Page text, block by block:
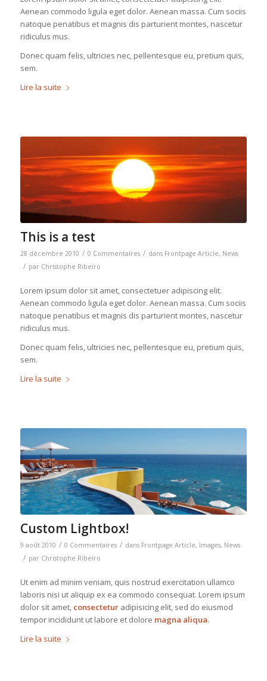
Aenean commodo ligula eget dolor. Aenean massa. Cum sociis
natoque penatibus et magnis dis parturient montes, nascetur
ridiculus mus.
Donec quam felis, ultricies nec, pellentesque eu, pretium quis,
sem.
Lire la suite
This is a test
28 décembre 2010 / 0 Commentaires / dans Frontpage Article, News
/ par Christophe Ribeiro
Lorem ipsum dolor sit amet, consectetuer adipiscing elit.
Aenean commodo ligula eget dolor. Aenean massa. Cum sociis
natoque penatibus et magnis dis parturient montes, nascetur
ridiculus mus.
Donec quam felis, ultricies nec, pellentesque eu, pretium quis,
sem.
Lire la suite
Custom Lightbox!
9 août 2010 / 0 Commentaires / dans Frontpage Article, Images, News
/ par Christophe Ribeiro
Ut enim ad minim veniam, quis nostrud exercitation ullamco
laboris nisi ut aliquip ex ea commodo consequat. Lorem ipsum
dolor sit amet, consecteturadipisicing elit, sed do eiusmod
tempor incididunt ut labore et dolore magna aliqua.
Lire la suite